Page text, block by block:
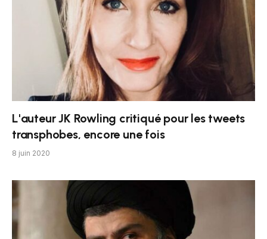
L'auteur JK Rowling critiqué pour les tweets
transphobes, encore une fois
8 juin 2020